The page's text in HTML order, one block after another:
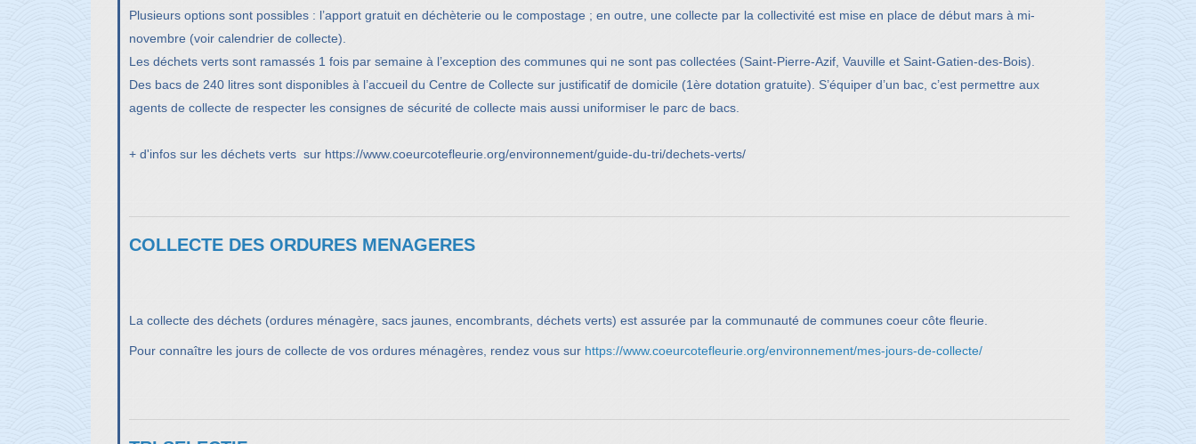
Plusieurs options sont possibles : l’apport gratuit en déchèterie ou le compostage ; en outre, une collecte par la collectivité est mise en place de début mars à mi-
novembre (voir calendrier de collecte).
Les déchets verts sont ramassés 1 fois par semaine à l’exception des communes qui ne sont pas collectées (Saint-Pierre-Azif, Vauville et Saint-Gatien-des-Bois).
Des bacs de 240 litres sont disponibles à l’accueil du Centre de Collecte sur justificatif de domicile (1ère dotation gratuite). S’équiper d’un bac, c’est permettre aux
agents de collecte de respecter les consignes de sécurité de collecte mais aussi uniformiser le parc de bacs.
+ d'infos sur les déchets verts sur https://www.coeurcotefleurie.org/environnement/guide-du-tri/dechets-verts/
COLLECTE DES ORDURES MENAGERES
La collecte des déchets (ordures ménagère, sacs jaunes, encombrants, déchets verts) est assurée par la communauté de communes coeur côte fleurie.
Pour connaître les jours de collecte de vos ordures ménagères, rendez vous sur https://www.coeurcotefleurie.org/environnement/mes-jours-de-collecte/